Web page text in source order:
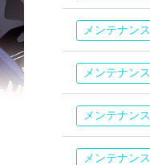
メンテナンス
メンテナンス
メンテナンス
メンテナンス